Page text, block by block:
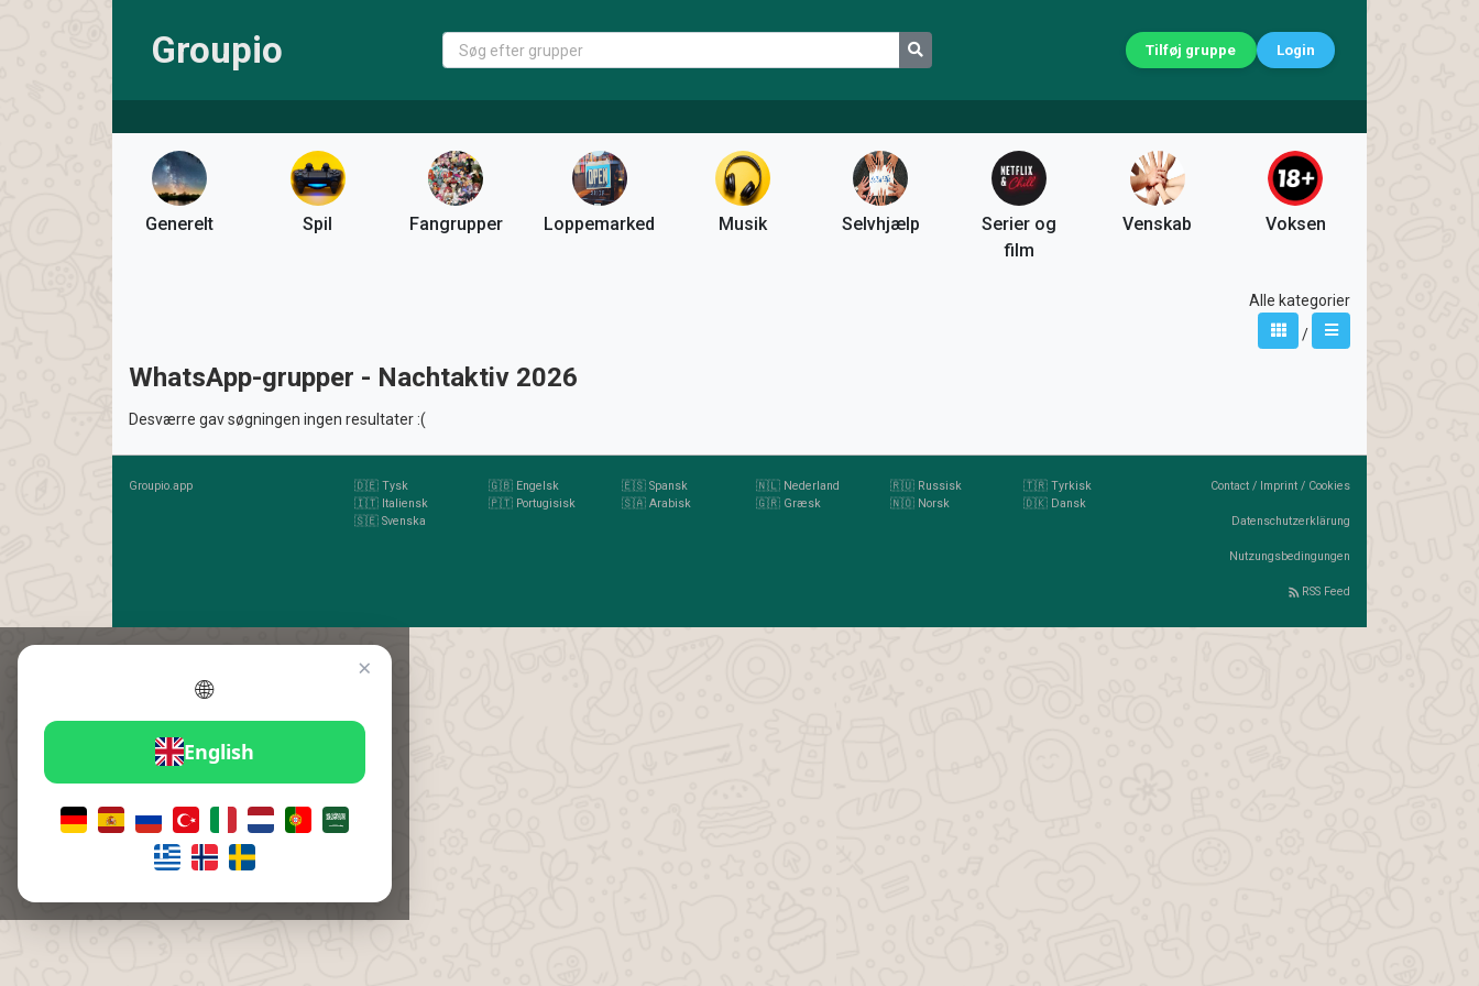
Groupio Tilføj gruppe Login
Generelt Spil Fangrupper Loppemarked Musik Selvhjælp
Serier og
film
Venskab Voksen
Alle kategorier
/
WhatsApp-grupper - Nachtaktiv 2026
Desværre gav søgningen ingen resultater :(
Groupio.app 🇩🇪 Tysk 🇬🇧 Engelsk 🇪🇸 Spansk 🇳🇱 Nederland 🇷🇺 Russisk
🇹🇷 Tyrkisk
🇮🇹 Italiensk
🇵🇹 Portugisisk 🇸🇦 Arabisk 🇬🇷 Græsk 🇳🇴 Norsk
🇩🇰 Dansk
🇸🇪 Svenska
Contact / Imprint / Cookies
Datenschutzerklärung
Nutzungsbedingungen
RSS Feed
×
🌐
English